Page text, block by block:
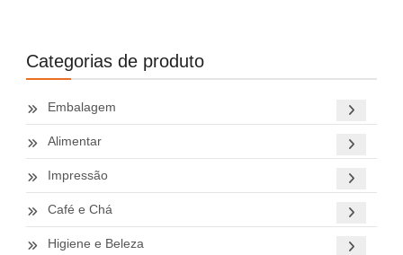
Categorias de produto
Embalagem
Alimentar
Impressão
Café e Chá
Higiene e Beleza